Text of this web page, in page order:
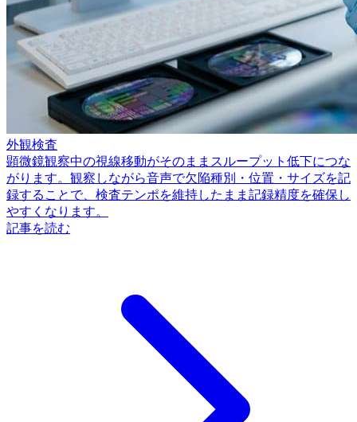
外観検査
顕微鏡観察中の視線移動がそのままスループット低下につな
がります。観察しながら音声で欠陥種別・位置・サイズを記
録することで、検査テンポを維持したまま記録精度を確保し
やすくなります。
記事を読む